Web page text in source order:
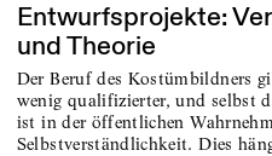
Entwurfsprojekte:
und Theorie
Der Beruf des Kostümbildners
wenig qualifizierter, und selbst
ist in der öffentlichen
Selbstverständlichkeit. Dies